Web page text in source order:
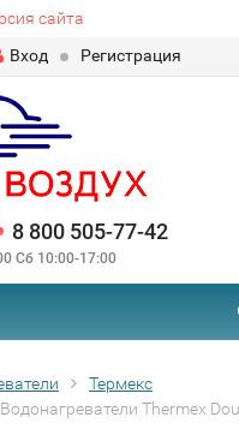
сайта
Вход Регистрация
8 800 505-77-42
Сб 10:00-17:00
Термекс
Водонагреватели Thermex